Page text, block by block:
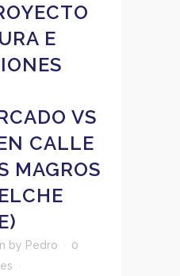
E
VS
CALLE
MAGROS
by Pedro
0